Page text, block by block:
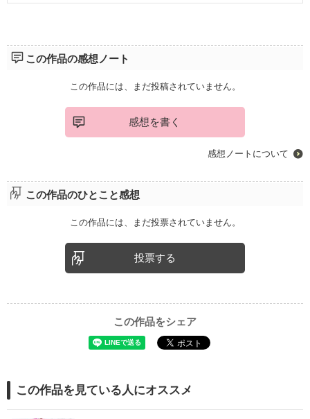
この作品の感想ノート
この作品には、まだ投稿されていません。
感想を書く
感想ノートについて
この作品のひとこと感想
この作品には、まだ投票されていません。
投票する
この作品をシェア
この作品を見ている人にオススメ